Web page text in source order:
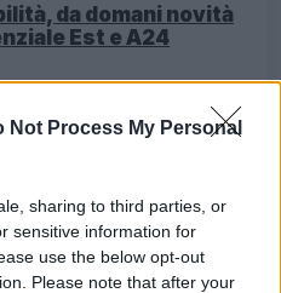
Not Process My Personal
sharing to third parties, or
sensitive information for
use the below opt-out
Please note that after your
da domani novità
Est e A24
delle strade di
si gioca invece
Blacks“, cui